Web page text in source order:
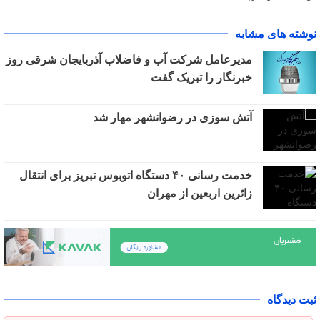
نوشته های مشابه
مدیرعامل شرکت آب و فاضلاب آذربایجان شرقی روز
خبرنگار را تبریک گفت
آتش سوزی در رضوانشهر مهار شد
خدمت رسانی ۴۰ دستگاه اتوبوس تبریز برای انتقال
زائرین اربعین از مهران
ثبت دیدگاه